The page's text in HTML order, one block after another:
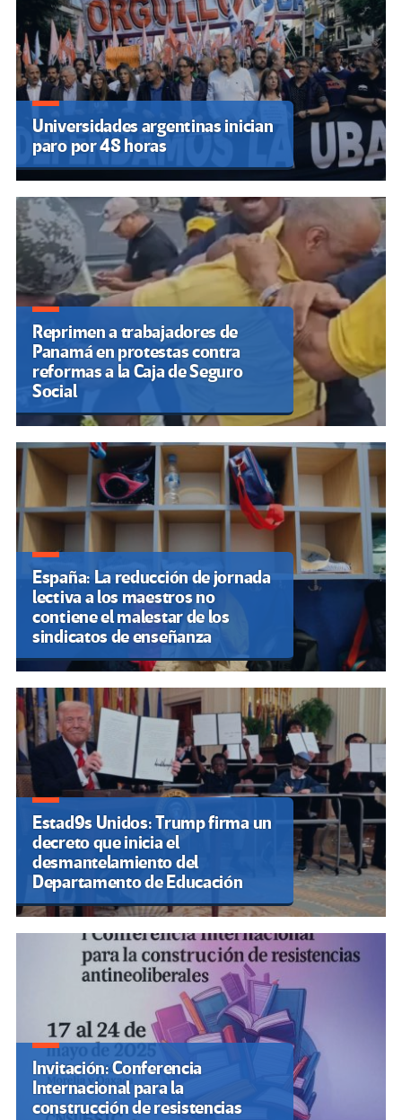
Universidades argentinas inician
paro por 48 horas
Reprimen a trabajadores de
Panamá en protestas contra
reformas a la Caja de Seguro
Social
España: La reducción de jornada
lectiva a los maestros no
contiene el malestar de los
sindicatos de enseñanza
Estad9s Unidos: Trump firma un
decreto que inicia el
desmantelamiento del
Departamento de Educación
Invitación: Conferencia
Internacional para la
construcción de resistencias